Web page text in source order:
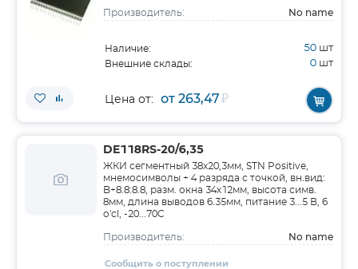
Производитель: No name
Наличие: 50 шт
Внешние склады: 0 шт
Цена от: от 263,47₽
DE118RS-20/6,35
ЖКИ сегментный 38x20,3мм, STN Positive,
мнемосимволы + 4 разряда с точкой, вн.вид:
B+8.8:8.8, разм. окна 34x12мм, высота симв.
8мм, длина выводов 6.35мм, питание 3...5 В, 6
o'cl, -20...70C
Производитель: No name
Сообщить о поступлении